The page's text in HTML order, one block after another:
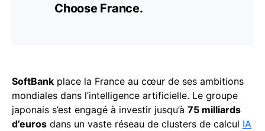
Choose France.
SoftBank place la France au cœur de ses ambitions
mondiales dans l’intelligence artificielle. Le groupe
japonais s’est engagé à investir jusqu’à 75 milliards
d’euros dans un vaste réseau de clusters de calcul IA